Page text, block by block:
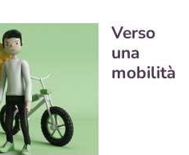
Verso
una
mobilità